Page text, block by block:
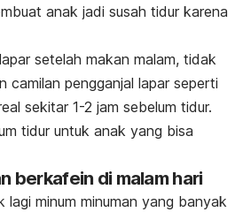
anak jadi susah tidur karena
setelah makan malam, tidak
camilan pengganjal lapar seperti
sekitar 1-2 jam sebelum tidur.
tidur untuk anak yang bisa
berkafein di malam hari
minum minuman yang banyak